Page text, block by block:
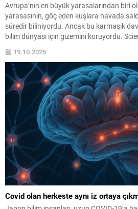
Avrupa’nın en büyük yarasalarından biri
yarasasının, göç eden kuşlara havada
süredir biliniyordu. Ancak bu karmaşık
bilim dünyası için gizemini koruyordu.
yeni bir araştırma, bu etkileyici avlanma
olarak gözlemlemeyi başardı.
19.10.2025
Covid olan herkeste aynı iz ortaya